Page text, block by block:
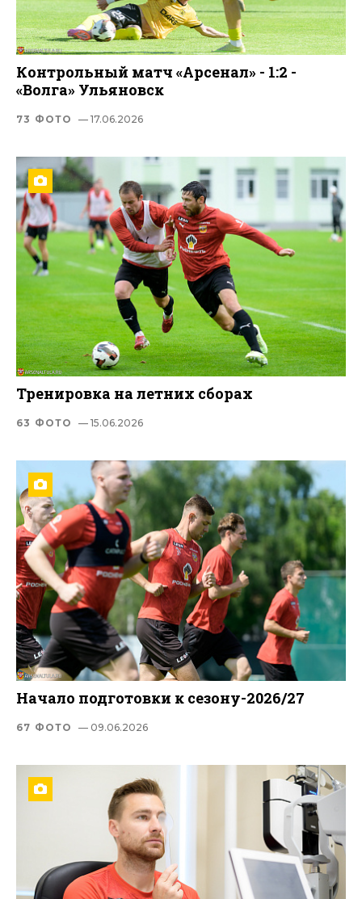
Контрольный матч «Арсенал» - 1:2 -
«Волга» Ульяновск
73 ФОТО — 17.06.2026
Тренировка на летних сборах
63 ФОТО — 15.06.2026
Начало подготовки к сезону-2026/27
67 ФОТО — 09.06.2026